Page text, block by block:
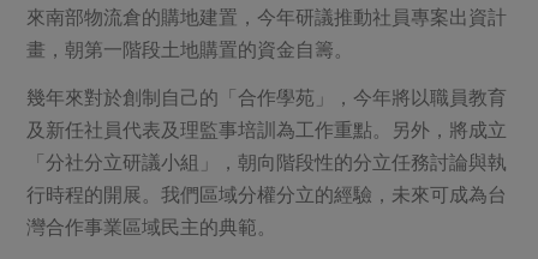
來南部物流倉的購地建置，今年研議推動社員專案出資計
畫，朝第一階段土地購置的資金自籌。
幾年來對於創制自己的「合作學苑」，今年將以職員教育
及新任社員代表及理監事培訓為工作重點。另外，將成立
「分社分立研議小組」，朝向階段性的分立任務討論與執
行時程的開展。我們區域分權分立的經驗，未來可成為台
灣合作事業區域民主的典範。